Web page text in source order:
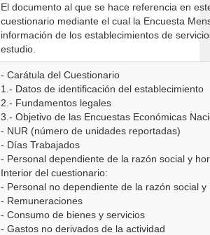
El documento al que se hace referencia en
cuestionario mediante el cual la Encuesta
información de los establecimientos de
estudio.
- Carátula del Cuestionario
1.- Datos de identificación del establecimiento
2.- Fundamentos legales
3.- Objetivo de las Encuestas Económicas
- NUR (número de unidades reportadas)
- Días Trabajados
- Personal dependiente de la razón social y
Interior del cuestionario:
- Personal no dependiente de la razón social
- Remuneraciones
- Consumo de bienes y servicios
- Gastos no derivados de la actividad